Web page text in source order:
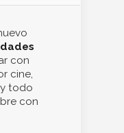
con
cine,
todo
con